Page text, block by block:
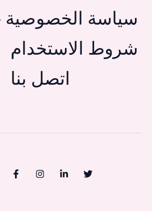
سياسة الخصوصية
شروط الاستخدام
اتصل بنا